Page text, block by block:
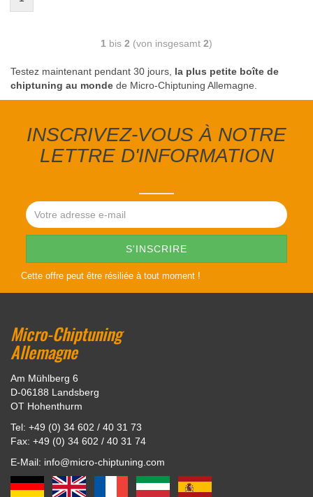
1 bis 2 (von insgesamt 2)
Testez maintenant pendant 30 jours, la plus petite boîte de
chiptuning au monde de Micro-Chiptuning Allemagne.
INSCRIVEZ-VOUS À NOTRE
LETTRE D'INFORMATION
Cette offre peut être résiliée à tout moment !
Micro-Chiptuning
Allemagne
Am Mühlberg 6
D-06188 Landsberg
OT Hohenthurm
Tel: +49 (0) 34 602 / 40 31 73
Fax: +49 (0) 34 602 / 40 31 74
E-Mail: info@micro-chiptuning.com